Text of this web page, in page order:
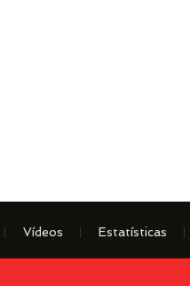
Vídeos Estatísticas